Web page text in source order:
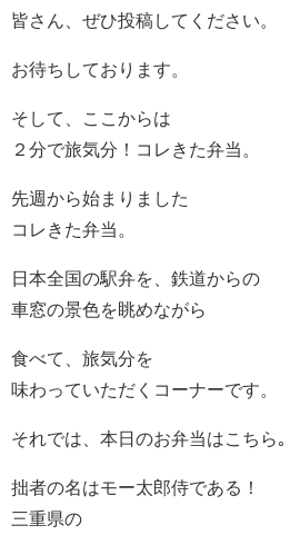
皆さん、ぜひ投稿してください。
お待ちしております。
そして、ここからは
２分で旅気分！コレきた弁当。
先週から始まりました
コレきた弁当。
日本全国の駅弁を、鉄道からの
車窓の景色を眺めながら
食べて、旅気分を
味わっていただくコーナーです。
それでは、本日のお弁当はこちら｡
拙者の名はモー太郎侍である！
三重県の